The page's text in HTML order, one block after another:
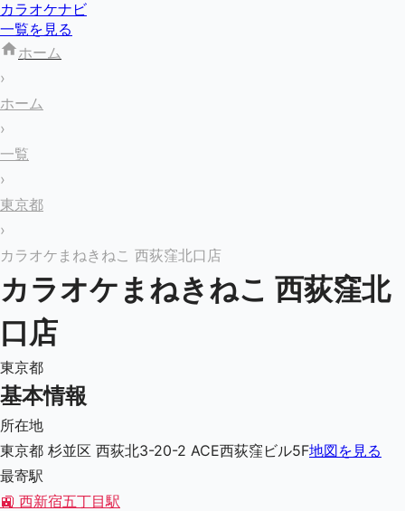
カラオケナビ
一覧を見る
ホーム
›
ホーム
›
一覧
›
東京都
›
カラオケまねきねこ 西荻窪北口店
カラオケまねきねこ 西荻窪北
口店
東京都
基本情報
所在地
東京都 杉並区 西荻北3-20-2 ACE西荻窪ビル5F地図を見る
最寄駅
🚉 西新宿五丁目駅